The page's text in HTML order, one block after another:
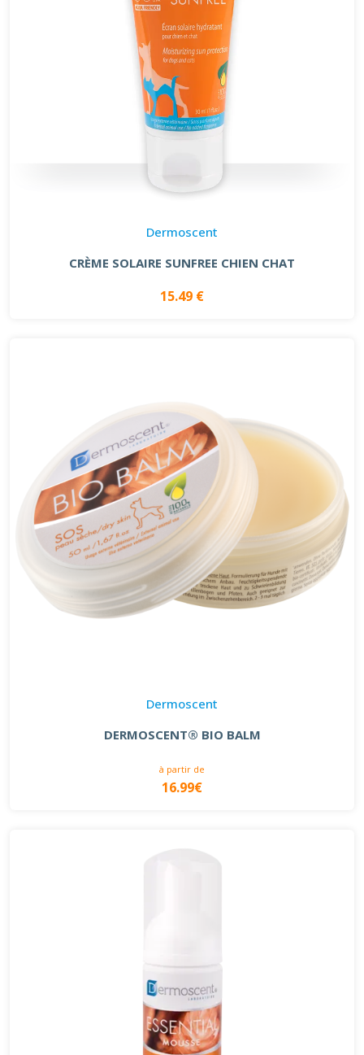
Dermoscent
CRÈME SOLAIRE SUNFREE CHIEN CHAT
15.49 €
Dermoscent
DERMOSCENT® BIO BALM
à partir de
16.99€